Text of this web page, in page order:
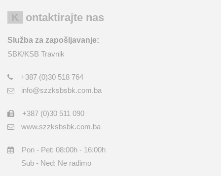
Kontaktirajte nas
Služba za zapošljavanje:
SBK/KSB Travnik
+387 (0)30 518 764
info@szzksbsbk.com.ba
+387 (0)30 511 090
www.szzksbsbk.com.ba
Pon - Pet: 08:00h - 16:00h
Sub - Ned: Ne radimo